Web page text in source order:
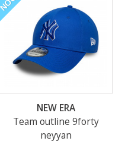
NEW ERA
Team outline 9forty
neyyan